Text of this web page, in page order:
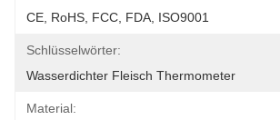
CE, RoHS, FCC, FDA, ISO9001
Schlüsselwörter:
Wasserdichter Fleisch Thermometer
Material: